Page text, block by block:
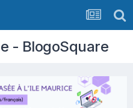
- BlogoSquare